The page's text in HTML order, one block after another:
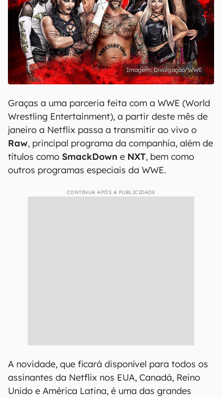
Divulgação/WWE
Graças a uma parceria feita com a WWE (World
Wrestling Entertainment), a partir deste mês de
janeiro a Netflix passa a transmitir ao vivo o
Raw, principal programa da companhia, além de
títulos como SmackDown e NXT, bem como
outros programas especiais da WWE.
CONTINUA APÓS A PUBLICIDADE
A novidade, que ficará disponível para todos os
assinantes da Netflix nos EUA, Canadá, Reino
Unido e América Latina, é uma das grandes